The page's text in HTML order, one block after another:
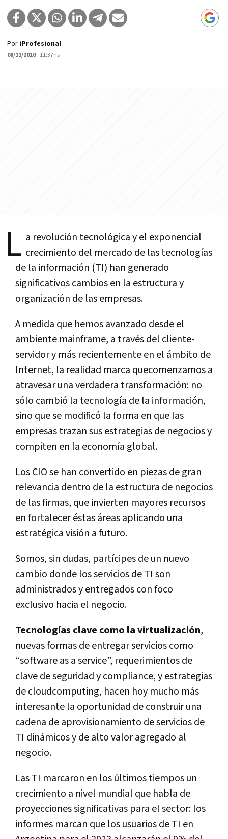
Por iProfesional
08/11/2010- 11:37hs
L a revolución tecnológica y el exponencial
crecimiento del mercado de las tecnologías
de la información (TI) han generado
significativos cambios en la estructura y
organización de las empresas.
A medida que hemos avanzado desde el
ambiente mainframe, a través del cliente-
servidor y más recientemente en el ámbito de
Internet, la realidad marca quecomenzamos a
atravesar una verdadera transformación: no
sólo cambió la tecnología de la información,
sino que se modificó la forma en que las
empresas trazan sus estrategias de negocios y
compiten en la economía global.
Los CIO se han convertido en piezas de gran
relevancia dentro de la estructura de negocios
de las firmas, que invierten mayores recursos
en fortalecer éstas áreas aplicando una
estratégica visión a futuro.
Somos, sin dudas, partícipes de un nuevo
cambio donde los servicios de TI son
administrados y entregados con foco
exclusivo hacia el negocio.
Tecnologías clave como la virtualización,
nuevas formas de entregar servicios como
“software as a service”, requerimientos de
clave de seguridad y compliance, y estrategias
de cloudcomputing, hacen hoy mucho más
interesante la oportunidad de construir una
cadena de aprovisionamiento de servicios de
TI dinámicos y de alto valor agregado al
negocio.
Las TI marcaron en los últimos tiempos un
crecimiento a nivel mundial que habla de
proyecciones significativas para el sector: los
informes marcan que los usuarios de TI en